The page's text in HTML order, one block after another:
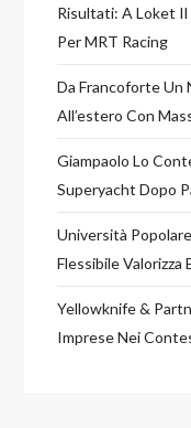
Risultati: A Loket
Per MRT Racing
Da Francoforte Un
All’estero Con
Giampaolo Lo
Superyacht Dopo
Università
Flessibile Valorizza
Yellowknife &
Imprese Nei